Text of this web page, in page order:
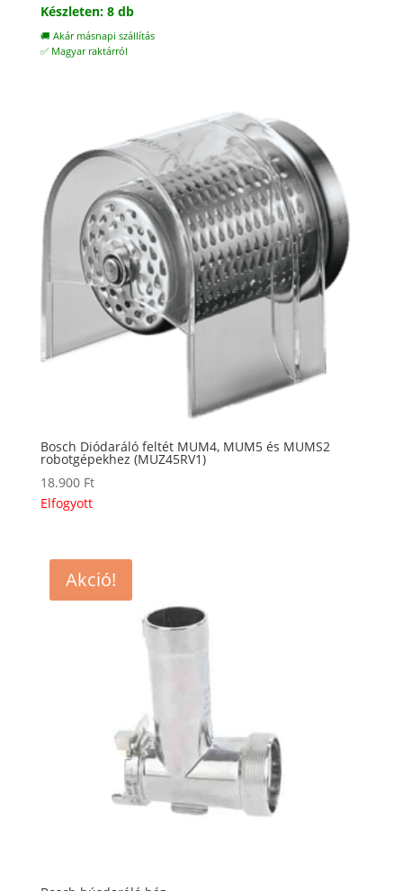
price
was:
3.800 Ft.
is:
Készleten: 8 db
🚚 Akár másnapi szállítás
✅ Magyar raktárról
Bosch Diódaráló feltét MUM4, MUM5 és MUMS2
robotgépekhez (MUZ45RV1)
18.900 Ft
Elfogyott
Akció!